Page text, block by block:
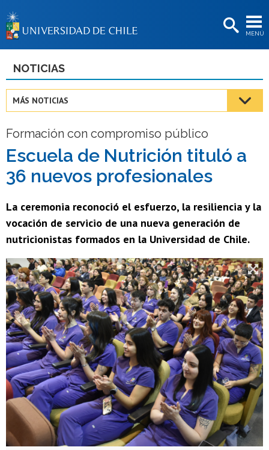
MENÚ
BIBLIOTECAS
Estudiantes
Académicas/os
Funcionarias/os
Egresadas/os
NOTICIAS
MÁS NOTICIAS
Formación con compromiso público
Escuela de Nutrición tituló a
36 nuevos profesionales
La ceremonia reconoció el esfuerzo, la resiliencia y la
vocación de servicio de una nueva generación de
nutricionistas formados en la Universidad de Chile.